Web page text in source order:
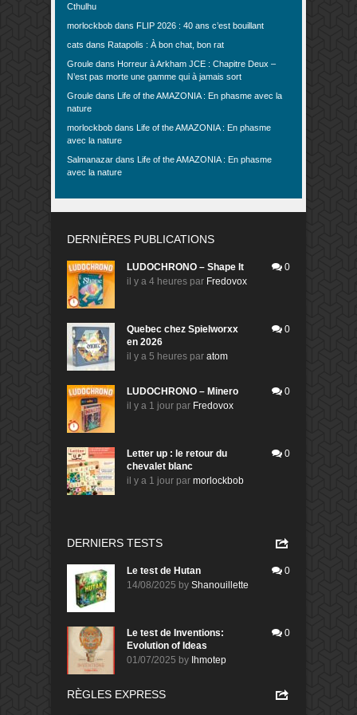
Cthulhu
morlockbob dans FLIP 2026 : 40 ans c’est bouillant
cats dans Ratapolis : À bon chat, bon rat
Groule dans Horreur à Arkham JCE : Chapitre Deux –
N’est pas morte une gamme qui à jamais sort
Groule dans Life of the AMAZONIA : En phasme avec la
nature
morlockbob dans Life of the AMAZONIA : En phasme
avec la nature
Salmanazar dans Life of the AMAZONIA : En phasme
avec la nature
DERNIÈRES PUBLICATIONS
LUDOCHRONO – Shape It
il y a 4 heures par Fredovox
0
Quebec chez Spielworxx
en 2026
il y a 5 heures par atom
0
LUDOCHRONO – Minero
il y a 1 jour par Fredovox
0
Letter up : le retour du
chevalet blanc
il y a 1 jour par morlockbob
0
DERNIERS TESTS
Le test de Hutan
14/08/2025 by Shanouillette
0
Le test de Inventions:
Evolution of Ideas
01/07/2025 by Ihmotep
0
RÈGLES EXPRESS